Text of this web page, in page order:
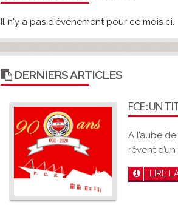
Il n'y a pas d'événement pour ce mois ci.
DERNIERS ARTICLES
FCE : UN
A l’aube
rêvent
LIRE